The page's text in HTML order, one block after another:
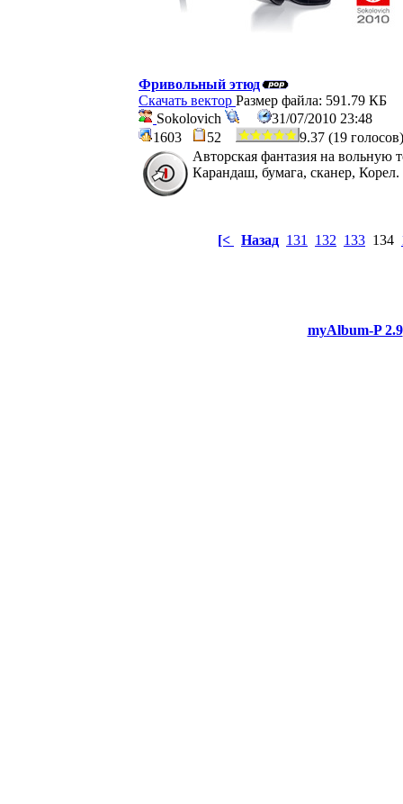
Фривольный этюд
Скачать вектор Размер файла: 591.79 КБ
Sokolovich
31/07/2010 23:48
1603
52
9.37 (19 голосов)
Авторская фантазия на вольную
Карандаш, бумага, сканер, Корел.
[< Назад 131 132 133 134
myAlbum-P 2.9